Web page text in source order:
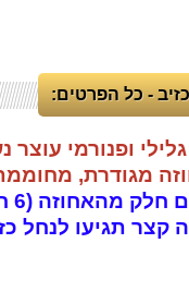
- כל הפרטים:
ופנורמי
מגודרת,
מהאחוזה (6 חדרים)!
קצר תגיעו לנחל